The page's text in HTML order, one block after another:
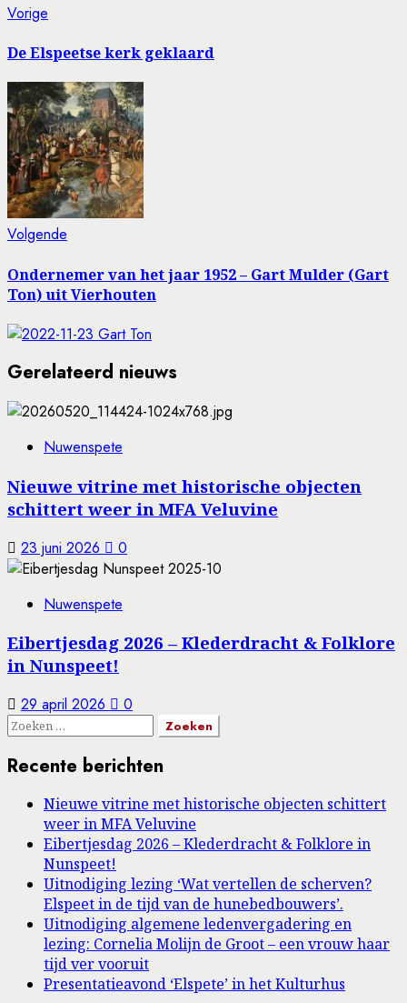
Bericht
navigatie
Vorige
De Elspeetse kerk geklaard
Volgende
Ondernemer van het jaar 1952 – Gart Mulder (Gart
Ton) uit Vierhouten
Gerelateerd nieuws
Nuwenspete
Nieuwe vitrine met historische objecten
schittert weer in MFA Veluvine
23 juni 2026 0
Nuwenspete
Eibertjesdag 2026 – Klederdracht & Folklore
in Nunspeet!
29 april 2026
0
Zoeken
Recente berichten
Nieuwe vitrine met historische objecten schittert
weer in MFA Veluvine
Eibertjesdag 2026 – Klederdracht & Folklore in
Nunspeet!
Uitnodiging lezing ‘Wat vertellen de scherven?
Elspeet in de tijd van de hunebedbouwers’.
Uitnodiging algemene ledenvergadering en
lezing: Cornelia Molijn de Groot – een vrouw haar
tijd ver vooruit
Presentatieavond ‘Elspete’ in het Kulturhus